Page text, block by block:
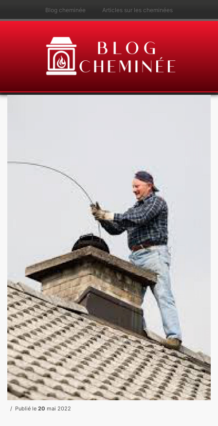
Blog cheminée Articles sur les cheminées
Publié le 20 mai 2022